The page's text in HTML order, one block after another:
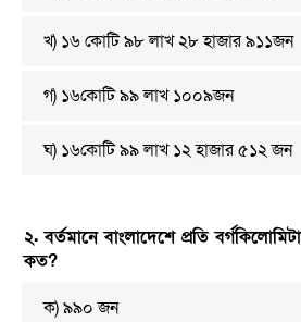
খ) ১৬ কোটি ৯৮ লাখ ২৮ হাজার ৯১১জন
গ) ১৬কোটি ৯৯ লাখ ১০০৯জন
ঘ) ১৬কোটি ৯৯ লাখ ১২ হাজার ৫১২ জন
২. বর্তমানে বাংলাদেশে প্রতি
কত?
ক) ৯৯০ জন